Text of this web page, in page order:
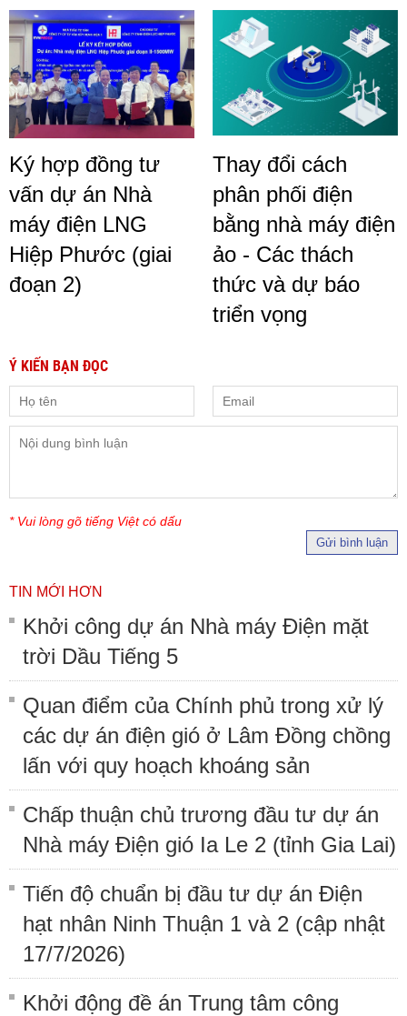
Ký hợp đồng tư
vấn dự án Nhà
máy điện LNG
Hiệp Phước (giai
đoạn 2)
Thay đổi cách
phân phối điện
bằng nhà máy điện
ảo - Các thách
thức và dự báo
triển vọng
Ý KIẾN BẠN ĐỌC
* Vui lòng gõ tiếng Việt có dấu
Gửi bình luận
TIN MỚI HƠN
Khởi công dự án Nhà máy Điện mặt
trời Dầu Tiếng 5
Quan điểm của Chính phủ trong xử lý
các dự án điện gió ở Lâm Đồng chồng
lấn với quy hoạch khoáng sản
Chấp thuận chủ trương đầu tư dự án
Nhà máy Điện gió Ia Le 2 (tỉnh Gia Lai)
Tiến độ chuẩn bị đầu tư dự án Điện
hạt nhân Ninh Thuận 1 và 2 (cập nhật
17/7/2026)
Khởi động đề án Trung tâm công